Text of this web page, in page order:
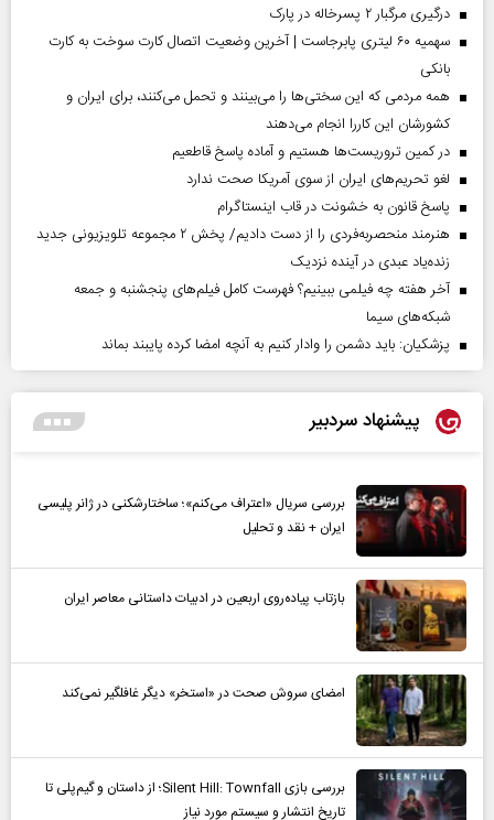
درگیری مرگبار ۲ پسرخاله در پارک
سهمیه ۶۰ لیتری پابرجاست | آخرین وضعیت اتصال کارت سوخت به کارت
بانکی
همه مردمی که این سختی‌ها را می‌بینند و تحمل می‌کنند، برای ایران و
کشورشان این کاررا انجام می‌دهند
در کمین تروریست‌ها هستیم و آماده پاسخ قاطعیم
لغو تحریم‌های ایران از سوی آمریکا صحت ندارد
پاسخ قانون به خشونت در قاب اینستاگرام
هنرمند منحصر‌به‌فردی را از دست دادیم/ پخش ۲ مجموعه تلویزیونی جدید
زنده‌یاد عبدی در آینده نزدیک
آخر هفته چه فیلمی ببینیم؟ فهرست کامل فیلم‌های پنجشنبه و جمعه
شبکه‌های سیما
پزشکیان: باید دشمن را وادار کنیم به آنچه امضا کرده پایبند بماند
پیشنهاد سردبیر
بررسی سریال «اعتراف می‌کنم»؛ ساختارشکنی در ژانر پلیسی
ایران + نقد و تحلیل
بازتاب پیاده‌روی اربعین در ادبیات داستانی معاصر ایران
امضای سروش صحت در «استخر» دیگر غافلگیر نمی‌کند
بررسی بازی Silent Hill: Townfall؛ از داستان و گیم‌پلی تا
تاریخ انتشار و سیستم مورد نیاز